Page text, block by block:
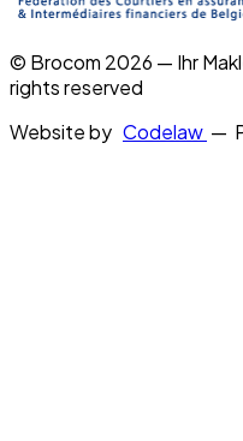
© Brocom 2026 — Ihr
rights reserved
Website by Codelaw —